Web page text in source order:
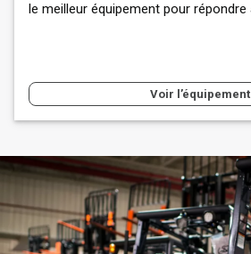
le meilleur équipement pour
Voir l’équipement